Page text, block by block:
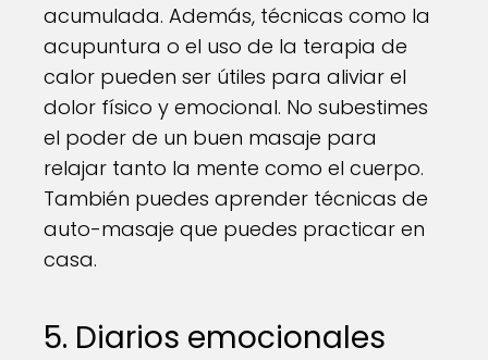
acumulada. Además, técnicas como la
acupuntura o el uso de la terapia de
calor pueden ser útiles para aliviar el
dolor físico y emocional. No subestimes
el poder de un buen masaje para
relajar tanto la mente como el cuerpo.
También puedes aprender técnicas de
auto-masaje que puedes practicar en
casa.
5. Diarios emocionales